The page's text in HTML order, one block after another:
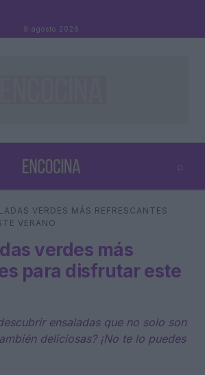
9 agosto 2026
⌕
⌕
VERDES MÁS REFRESCANTES
VERANO
verdes más
para disfrutar este
ensaladas que no solo son
deliciosas? ¡No te lo puedes